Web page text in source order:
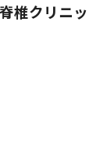
脊椎クリニ